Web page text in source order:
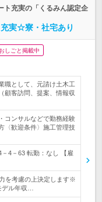
ト充実の「くるみん認定企
実☆寮・社宅あり
しごと掲載中
職として、元請け土木工
顧客訪問、提案、情報収
コンサルなどで勤務経験
〈歓迎条件〉施工管理技
4－63 転勤：なし 【雇
を考慮の上決定します※
ル年収…